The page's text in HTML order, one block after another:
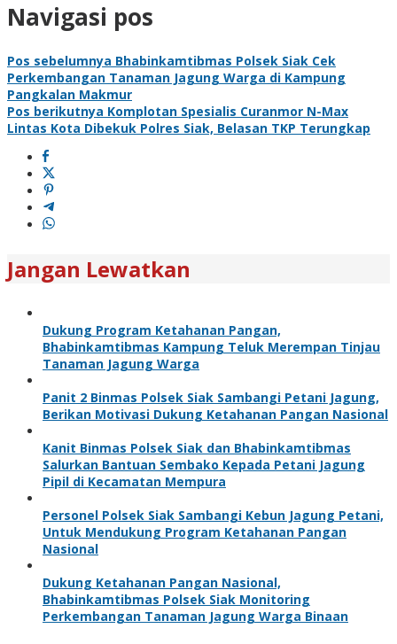
Navigasi pos
Pos sebelumnya Bhabinkamtibmas Polsek Siak Cek
Perkembangan Tanaman Jagung Warga di Kampung
Pangkalan Makmur
Pos berikutnya Komplotan Spesialis Curanmor N-Max
Lintas Kota Dibekuk Polres Siak, Belasan TKP Terungkap
Jangan Lewatkan
Dukung Program Ketahanan Pangan,
Bhabinkamtibmas Kampung Teluk Merempan Tinjau
Tanaman Jagung Warga
Panit 2 Binmas Polsek Siak Sambangi Petani Jagung,
Berikan Motivasi Dukung Ketahanan Pangan Nasional
Kanit Binmas Polsek Siak dan Bhabinkamtibmas
Salurkan Bantuan Sembako Kepada Petani Jagung
Pipil di Kecamatan Mempura
Personel Polsek Siak Sambangi Kebun Jagung Petani,
Untuk Mendukung Program Ketahanan Pangan
Nasional
Dukung Ketahanan Pangan Nasional,
Bhabinkamtibmas Polsek Siak Monitoring
Perkembangan Tanaman Jagung Warga Binaan